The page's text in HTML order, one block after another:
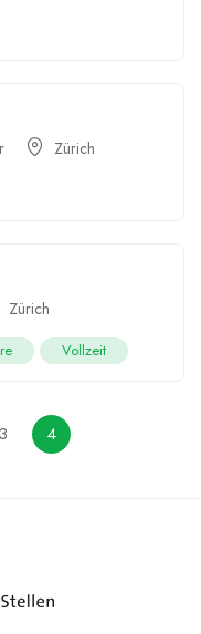
Zürich
Zürich
Vollzeit
3 4